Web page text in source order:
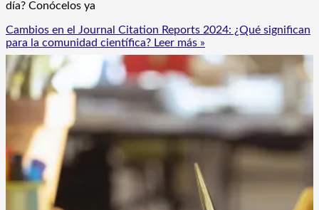
día? Conócelos ya
Cambios en el Journal Citation Reports 2024: ¿Qué significan
para la comunidad científica? Leer más »